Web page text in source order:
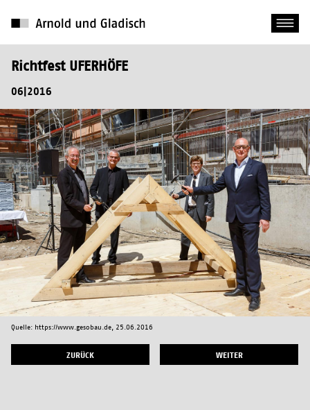
Richtfest UFERHÖFE
06|2016
ZURÜCK WEITER
Quelle: https://www.gesobau.de, 25.06.2016
Quelle: https://www.gesobau.de, 25.06.2016